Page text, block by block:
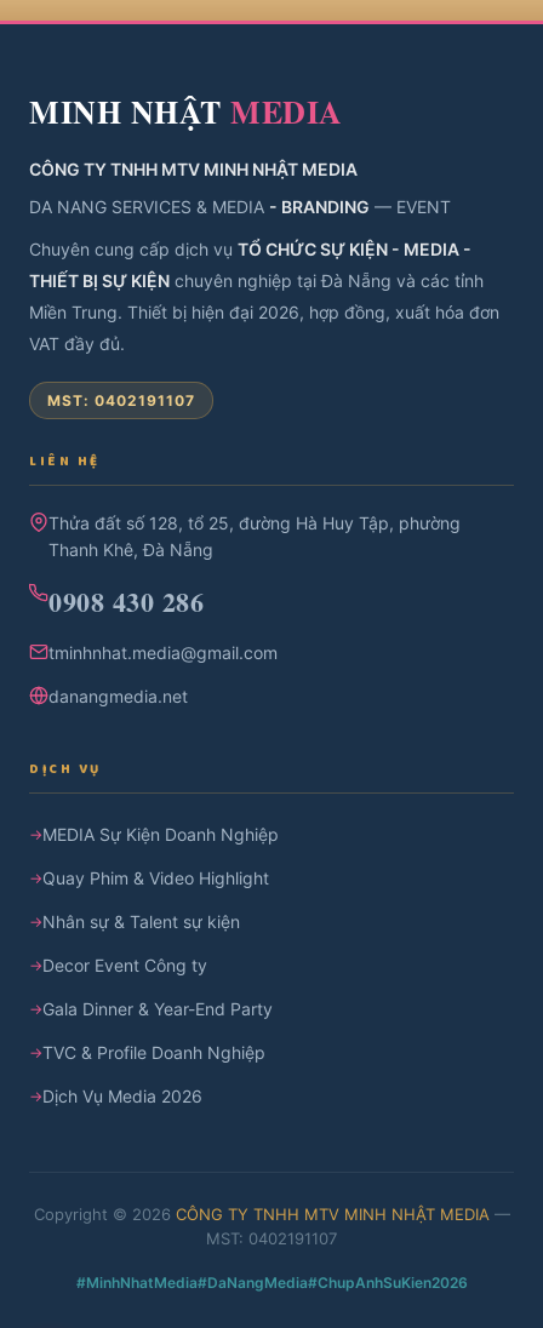
MINH NHẬT MEDIA
CÔNG TY TNHH MTV MINH NHẬT MEDIA
DA NANG SERVICES & MEDIA - BRANDING — EVENT
Chuyên cung cấp dịch vụ TỔ CHỨC SỰ KIỆN - MEDIA -
THIẾT BỊ SỰ KIỆN chuyên nghiệp tại Đà Nẵng và các tỉnh
Miền Trung. Thiết bị hiện đại 2026, hợp đồng, xuất hóa đơn
VAT đầy đủ.
MST: 0402191107
LIÊN HỆ
Thửa đất số 128, tổ 25, đường Hà Huy Tập, phường
Thanh Khê, Đà Nẵng
0908 430 286
tminhnhat.media@gmail.com
danangmedia.net
DỊCH VỤ
MEDIA Sự Kiện Doanh Nghiệp
Quay Phim & Video Highlight
Nhân sự & Talent sự kiện
Decor Event Công ty
Gala Dinner & Year-End Party
TVC & Profile Doanh Nghiệp
Dịch Vụ Media 2026
Copyright © 2026 CÔNG TY TNHH MTV MINH NHẬT MEDIA—
MST: 0402191107
#MinhNhatMedia#DaNangMedia#ChupAnhSuKien2026